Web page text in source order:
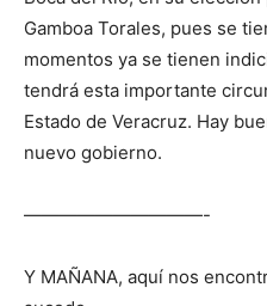
Gamboa Torales, pues se
momentos ya se tienen
tendrá esta importante
Estado de Veracruz. Hay
nuevo gobierno.
——————————-
Y MAÑANA, aquí nos